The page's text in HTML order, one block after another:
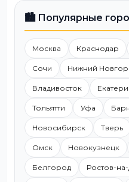
🏙️ Популярные
Москва Краснодар
Сочи Нижний
Владивосток
Тольятти Уфа
Новосибирск Тверь
Омск Новокузнецк
Белгород Ростов-